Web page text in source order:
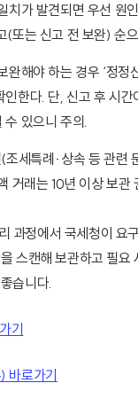
치가 발견되면 우선 원
또는 신고 전 보완) 순
완해야 하는 경우 ‘정정
인한다. 단, 신고 후 시
수 있으니 주의.
세특례·상속 등 관련
거래는 10년 이상 보관
과정에서 국세청이 요
스캔해 보관하고 필요
습니다.
기
바로가기